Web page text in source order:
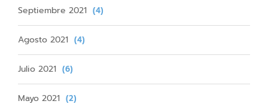
Septiembre 2021 (4)
Agosto 2021 (4)
Julio 2021 (6)
Mayo 2021 (2)